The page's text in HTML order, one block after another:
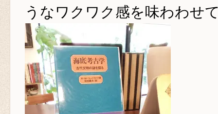
うなワク ワク感を味わわせ